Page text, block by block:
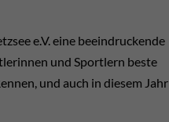
e.V. eine beeindruckende
und Sportlern beste
und auch in diesem Jahr